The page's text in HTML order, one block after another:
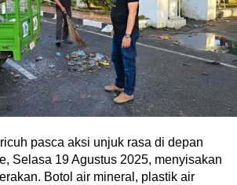
pasca aksi unjuk rasa di depan
Selasa 19 Agustus 2025, menyisakan
Botol air mineral, plastik air